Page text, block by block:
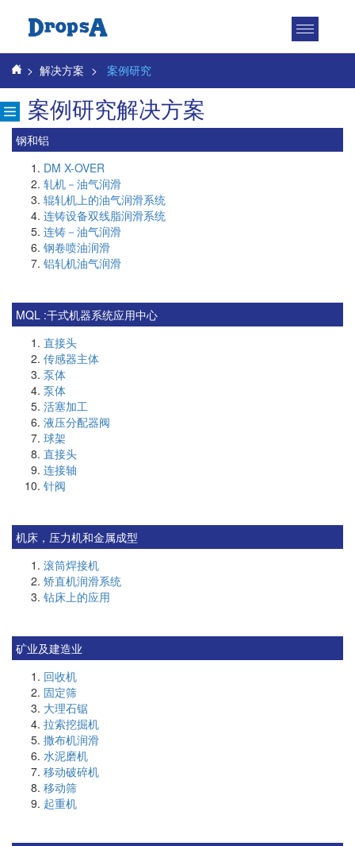
Toggle
> 解决方案 > 案例研究
案例研究解决方案
钢和铝
DM X-OVER
轧机－油气润滑
辊轧机上的油气润滑系统
连铸设备双线脂润滑系统
连铸－油气润滑
钢卷喷油润滑
铝轧机油气润滑
MQL :干式机器系统应用中心
直接头
传感器主体
泵体
泵体
活塞加工
液压分配器阀
球架
直接头
连接轴
针阀
机床，压力机和金属成型
滚筒焊接机
矫直机润滑系统
钻床上的应用
矿业及建造业
回收机
固定筛
大理石锯
拉索挖掘机
撒布机润滑
水泥磨机
移动破碎机
移动筛
起重机